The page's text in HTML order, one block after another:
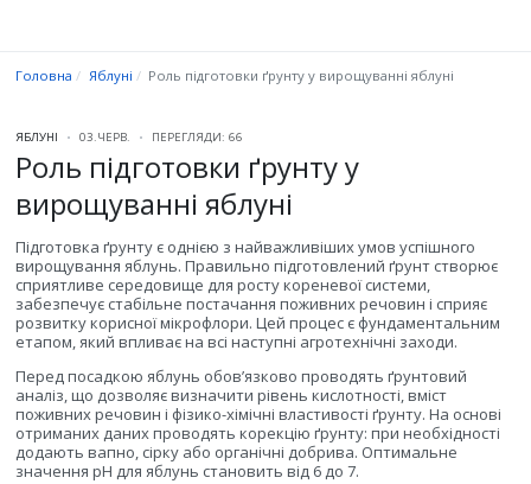
Головна Яблуні Роль підготовки ґрунту у вирощуванні яблуні
ЯБЛУНІ 03.ЧЕРВ. ПЕРЕГЛЯДИ: 66
Роль підготовки ґрунту у
вирощуванні яблуні
Підготовка ґрунту є однією з найважливіших умов успішного
вирощування яблунь. Правильно підготовлений ґрунт створює
сприятливе середовище для росту кореневої системи,
забезпечує стабільне постачання поживних речовин і сприяє
розвитку корисної мікрофлори. Цей процес є фундаментальним
етапом, який впливає на всі наступні агротехнічні заходи.
Перед посадкою яблунь обов’язково проводять ґрунтовий
аналіз, що дозволяє визначити рівень кислотності, вміст
поживних речовин і фізико-хімічні властивості ґрунту. На основі
отриманих даних проводять корекцію ґрунту: при необхідності
додають вапно, сірку або органічні добрива. Оптимальне
значення pH для яблунь становить від 6 до 7.